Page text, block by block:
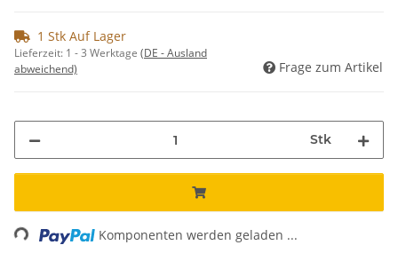
1 Stk Auf Lager
Lieferzeit: 1 - 3 Werktage (DE - Ausland
abweichend)
Frage zum Artikel
Stk
Komponenten werden geladen ...